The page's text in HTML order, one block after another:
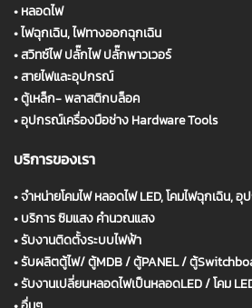
•หลอดไฟ
•ไฟฉุกเฉิน, ไฟทางออกฉุกเฉิน
•สวิทซ์ไฟ ปลั๊กไฟ ปลั๊กพาวเวอร์
•สายไฟและอุปกรณ์
•ตู้เหล็ก- พลาสติกบล็อค
•อุปกรณ์เครื่องมือช่าง Hardware Tools
บริการของเรา
•จำหน่ายโคมไฟ หลอดไฟ LED, โคมไฟฉุกเฉิน,
•บริการ ซิมแสง คำนวณแสง
•รับงานติดตั้งระบบไฟฟ้า
•รับผลิตตู้ไฟ/ ตู้MDB / ตู้PANEL / ตู้
•รับงานเปลี่ยนหลอดไฟเป็นหลอดLED / โคม